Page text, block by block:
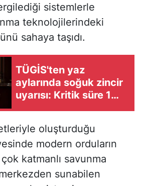
sistemlerle
teknolojilerindeki
sahaya taşıdı.
TÜGİS'ten yaz
aylarında soğuk zincir
uyarısı: Kritik süre 1
oluşturduğu
modern orduların
katmanlı savunma
sunabilen